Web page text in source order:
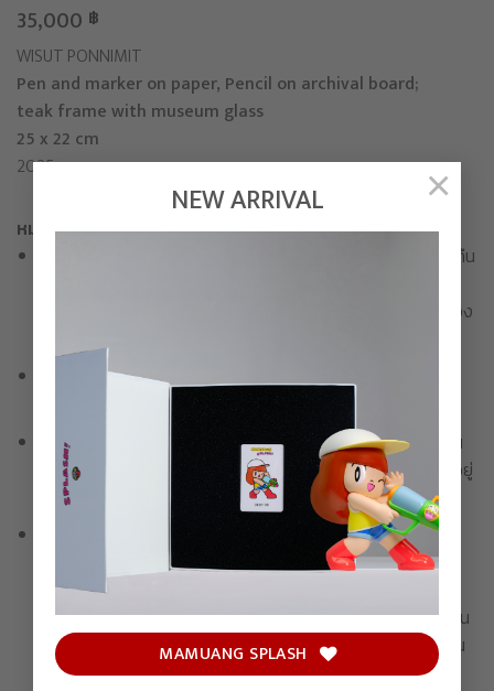
NEW ARRIVAL
MAMUANG SPLASH
×
35,000 ฿
WISUT PONNIMIT
Pen and marker on paper, Pencil on archival board;
teak frame with museum glass
25 x 22 cm
2025
หมายเหตุก่อนการเลือกซื้อสินค้า
เมื่อทำการสั่งซื้อเสร็จสิ้น ขอสงวนสิทธิ์ในการเปลี่ยนสินค้าหรือคืน
เปลี่ยนแปลงได้ โปรดตรวจสอบความถูกต้องของชื่อและที่อยู่ของ
ท่านให้เรียบร้อยก่อนชำระเงิน
หากไม่ชำระเงินภายในเวลาที่กำหนด บริษัทขอสงวนสิทธิ์ในการ
ยกเลิกรายการสั่งซื้อ
ขอสงวนสิทธิ์ในการจำกัด ลดปริมาณ หรือยกเลิกคำสั่งซื้อได้ ใน
กรณีที่ค้นพบการกระทำทุจริตหรือผิดกฎหมายอื่นใดที่บังคับใช้อยู่
โดยขึ้นอยู่กับดุลยพินิจของบริษัทแต่เพียงผู้เดียว
สำหรับสินค้าบางรายการ ซึ่งต้องใช้เวลาในการผลิตเพื่อชิ้นงาน
ศิลปะที่ดีที่สุด บริษัทไม่สามารถรับประกันได้ว่าจะสามารถดำเนิน
การจัดส่งได้ภายในกรอบเวลาที่กำหนด อาจเกิดการตคลาด
เคลื่อนอันเนื่องมาจากกระบวนการผลิต ซึ่งบริษัทจะแจ้งให้ทุกท่าน
ทราบหากเกิดเหตุสุดวิสัยเช่นนั้น โดยขอสงวนสิทธิ์ในการเปลี่ยน
สินค้าหรือคืนเงินในทุกกรณี